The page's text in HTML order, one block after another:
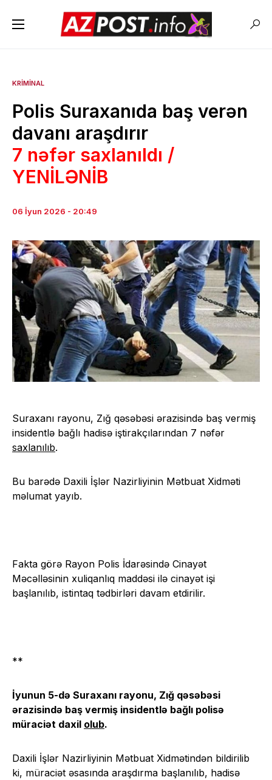
KRIMINAL
Polis Suraxanıda baş verən
davanı araşdırır
7 nəfər saxlanıldı /
YENİLƏNİB
06 İyun 2026 - 20:49
Suraxanı rayonu, Zığ qəsəbəsi ərazisində baş vermiş
insidentlə bağlı hadisə iştirakçılarından 7 nəfər
saxlanılıb.
Bu barədə Daxili İşlər Nazirliyinin Mətbuat Xidməti
məlumat yayıb.
Fakta görə Rayon Polis İdarəsində Cinayət
Məcəlləsinin xuliqanlıq maddəsi ilə cinayət işi
başlanılıb, istintaq tədbirləri davam etdirilir.
**
İyunun 5-də Suraxanı rayonu, Zığ qəsəbəsi
ərazisində baş vermiş insidentlə bağlı polisə
müraciət daxil olub.
Daxili İşlər Nazirliyinin Mətbuat Xidmətindən bildirilib
ki, müraciət əsasında araşdırma başlanılıb, hadisə